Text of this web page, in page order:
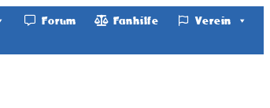
Forum Fanhilfe Verein